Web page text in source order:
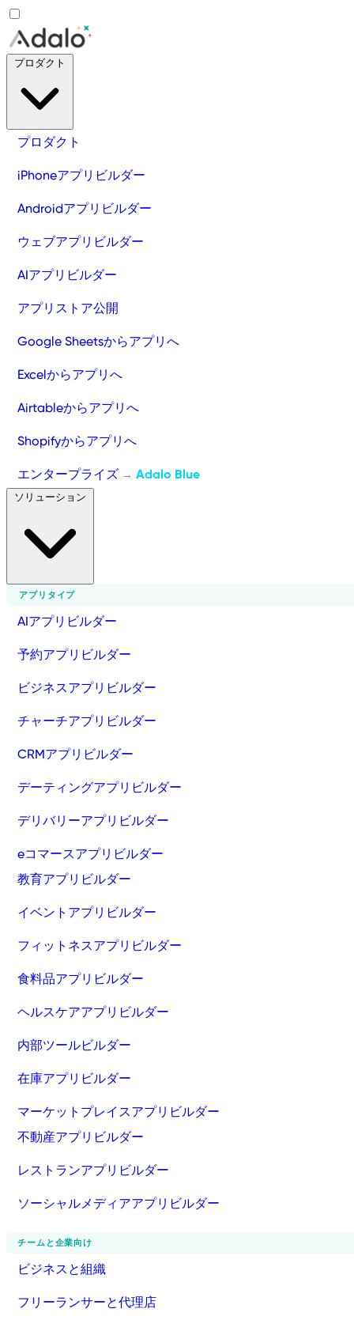
プロダクト
iPhoneアプリビルダー
Androidアプリビルダー
ウェブアプリビルダー
AIアプリビルダー
アプリストア公開
Google Sheetsからアプリへ
Excelからアプリへ
Airtableからアプリへ
Shopifyからアプリへ
エンタープライズ → Adalo Blue
アプリタイプ
AIアプリビルダー
予約アプリビルダー
ビジネスアプリビルダー
チャーチアプリビルダー
CRMアプリビルダー
デーティングアプリビルダー
デリバリーアプリビルダー
eコマースアプリビルダー
教育アプリビルダー
イベントアプリビルダー
フィットネスアプリビルダー
食料品アプリビルダー
ヘルスケアアプリビルダー
内部ツールビルダー
在庫アプリビルダー
マーケットプレイスアプリビルダー
不動産アプリビルダー
レストランアプリビルダー
ソーシャルメディアアプリビルダー
チームと企業向け
ビジネスと組織
フリーランサーと代理店